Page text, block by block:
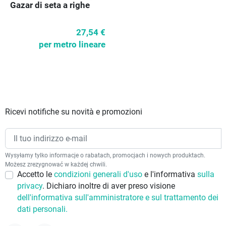
Gazar di seta a righe
27,54 €
per metro lineare
Ricevi notifiche su novità e promozioni
Wysyłamy tylko informacje o rabatach, promocjach i nowych produktach.
Możesz zrezygnować w każdej chwili.
Accetto le condizioni generali d'uso e l'informativa sulla
privacy. Dichiaro inoltre di aver preso visione
dell'informativa sull'amministratore e sul trattamento dei
dati personali.